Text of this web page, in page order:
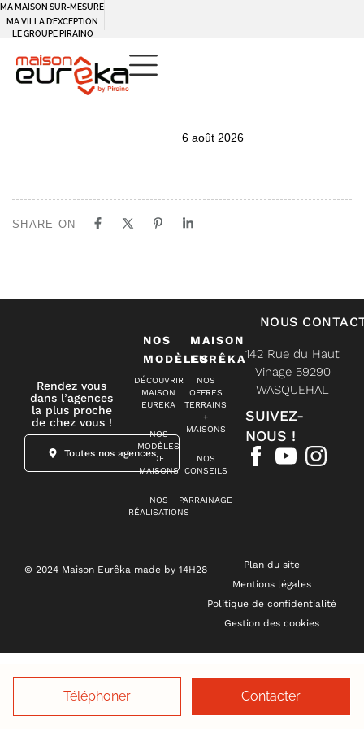
Téléphoner Contacter
MA MAISON SUR-MESURE
MA VILLA D’EXCEPTION
LE GROUPE PIRAINO
6 août 2026
SHARE ON
Rendez vous
dans l’agences
la plus proche
de chez vous !
Toutes nos agences
NOS
MODÈLES
DÉCOUVRIR
MAISON
EUREKA
NOS
MODÈLES
DE
MAISONS
NOS
RÉALISATIONS
MAISON
EURÊKA
NOS
OFFRES
TERRAINS
+
MAISONS
NOS
CONSEILS
PARRAINAGE
NOUS
142 Rue du Haut
Vinage 59290
WASQUEHAL
SUIVEZ-
NOUS !
© 2024 Maison Eurêka made by 14H28
Plan du site
Mentions légales
Politique de confidentialité
Gestion des cookies